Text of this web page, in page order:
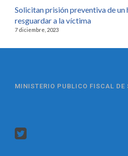
Solicitan prisión preventiva de un
resguardar a la víctima
7 diciembre, 2023
MINISTERIO PUBLICO FISCAL DE